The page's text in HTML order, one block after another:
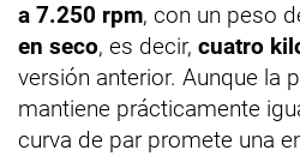
a 7.250 rpm, con un peso
en seco, es decir, cuatro
versión anterior. Aunque la
mantiene prácticamente
curva de par promete una